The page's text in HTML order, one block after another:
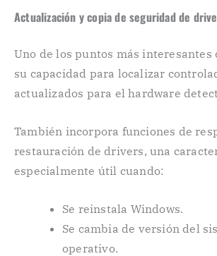
Actualización y copia de seguridad de
Uno de los puntos más interesantes
su capacidad para localizar
actualizados para el hardware
También incorpora funciones de
restauración de drivers, una
especialmente útil cuando:
Se reinstala Windows.
Se cambia de versión del
operativo.